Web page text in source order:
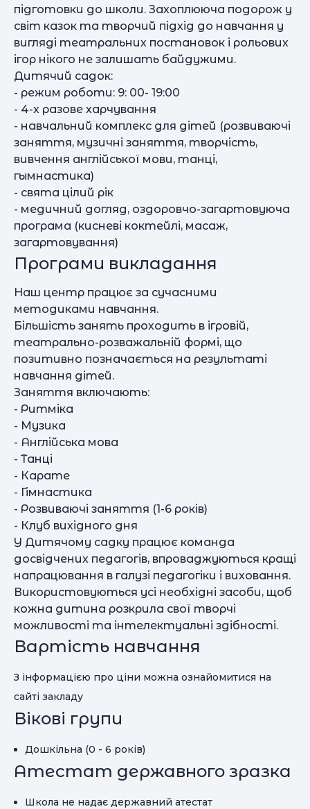
підготовки до школи. Захоплююча подорож у
світ казок та творчий підхід до навчання у
вигляді театральних постановок і рольових
ігор нікого не залишать байдужими.
Дитячий садок:
- режим роботи: 9: 00- 19:00
- 4-х разове харчування
- навчальний комплекс для дітей (розвиваючі
заняття, музичні заняття, творчість,
вивчення англійської мови, танці,
гымнастика)
- свята цілий рік
- медичний догляд, оздоровчо-загартовуюча
програма (кисневі коктейлі, масаж,
загартовування)
Програми викладання
Наш центр працює за сучасними
методиками навчання.
Більшість занять проходить в ігровій,
театрально-розважальній формі, що
позитивно позначається на результаті
навчання дітей.
Заняття включають:
- Ритміка
- Музика
- Англійська мова
- Танці
- Карате
- Гімнастика
- Розвиваючі заняття (1-6 років)
- Клуб вихідного дня
У Дитячому садку працює команда
досвідчених педагогів, впроваджуються кращі
напрацювання в галузі педагогіки і виховання.
Використовуються усі необхідні засоби, щоб
кожна дитина розкрила свої творчі
можливості та інтелектуальні здібності.
Вартість навчання
З інформацією про ціни можна ознайомитися на
сайті закладу
Вікові групи
Дошкільна (0 - 6 років)
Атестат державного зразка
Школа не надає державний атестат